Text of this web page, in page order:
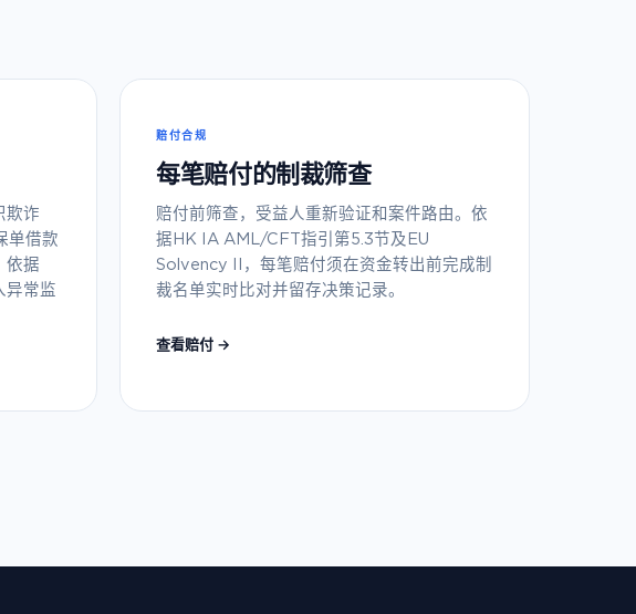
欺诈
单借款
依据
常监
赔付合规
每笔赔付的制裁筛查
赔付前筛查，受益人重新验证和案件路由。依
据HK IA AML/CFT指引第5.3节及EU
Solvency II，每笔赔付须在资金转出前完成制
裁名单实时比对并留存决策记录。
查看赔付 →